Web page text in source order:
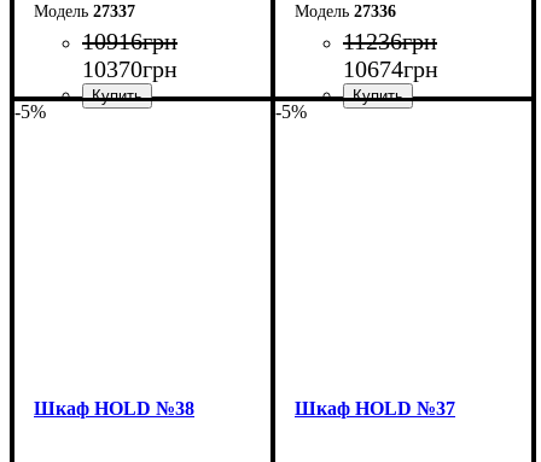
27337
10916грн
10370грн
27336
11236грн
10674грн
-5%
Шкаф НOLD №38
-5%
Шкаф НOLD №37